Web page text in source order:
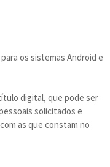
os sistemas Android e
digital, que pode ser
solicitados e
as que constam no